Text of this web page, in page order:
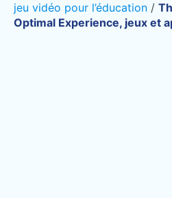
jeu vidéo pour l’éducation /
Optimal Experience, jeux et